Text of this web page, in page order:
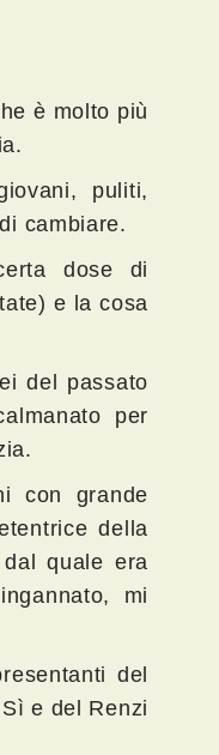
è molto più
puliti,
cambiare.
dose di
e la cosa
del passato
per
con grande
della
quale era
mi
del
e del Renzi